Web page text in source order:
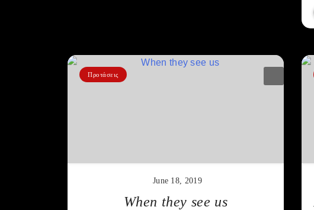
Προτάσεις
June 18, 2019
When they see us